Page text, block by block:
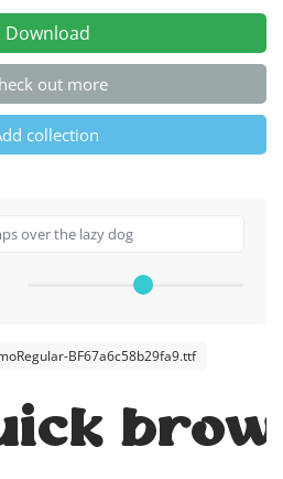
Download
out more
collection
BF67a6c58b29fa9.ttf